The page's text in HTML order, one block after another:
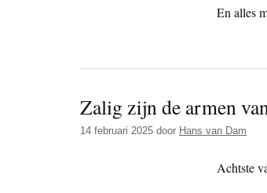
En alles
Zalig zijn de armen
14 februari 2025 door Hans van Dam
Achtste